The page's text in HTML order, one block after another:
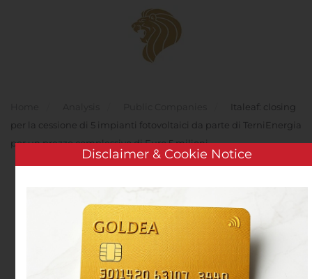
Skip to main content
Italeaf: closing
per la cessione di 5 impianti fotovoltaici da parte di TerniEnergia
per un prezzo complessivo di Euro 5 milioni
Italeaf: closing per la
cessione di 5 impianti
fotovoltaici da parte di
TerniEnergia per un
Disclaimer & Cookie Notice